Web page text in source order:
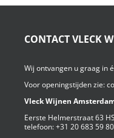
CONTACT VLECK
Wij ontvangen u graag in
Voor openingstijden zie:
Vleck Wijnen
Eerste Helmerstraat 63 HS
telefoon:+31 20 683 59 80